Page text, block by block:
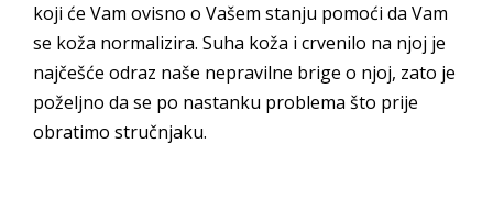
koji će Vam ovisno o Vašem stanju pomoći da Vam
se koža normalizira. Suha koža i crvenilo na njoj je
najčešće odraz naše nepravilne brige o njoj, zato je
poželjno da se po nastanku problema što prije
obratimo stručnjaku.